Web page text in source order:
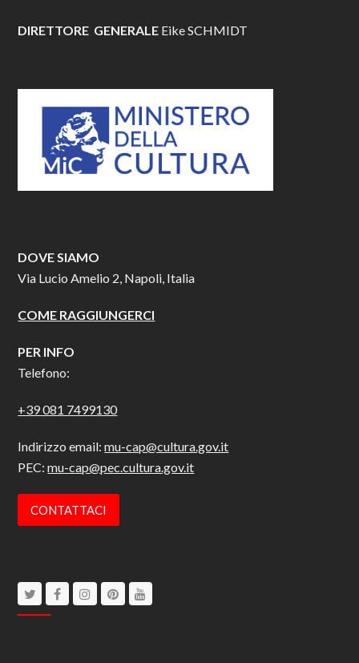
DIRETTORE GENERALE Eike SCHMIDT
DOVE SIAMO
Via Lucio Amelio 2, Napoli, Italia
COME RAGGIUNGERCI
PER INFO
Telefono:
+39 081 7499130
Indirizzo email:mu-cap@cultura.gov.it
PEC:mu-cap@pec.cultura.gov.it
CONTATTACI
TwitterFacebookInstagram
Pinterest